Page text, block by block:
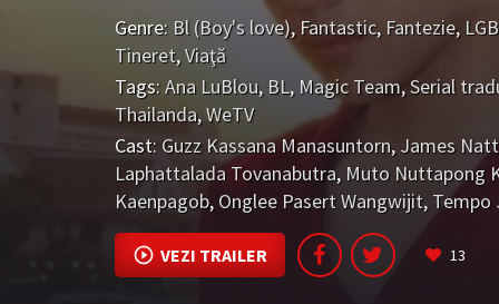
grup de scriitori care sunt hotărâți să-i
lor imaginară, transformând ficțiunea în
Genre: Bl (Boy's love), Fantastic, Fantezie,
Tineret,Viaţă
Tags:Ana LuBlou, BL, Magic Team,Serial
Thailanda,WeTV
Cast: Guzz Kassana Manasuntorn, James
Laphattalada Tovanabutra, Muto Nuttapong
Kaenpagob, Onglee Pasert Wangwijit, Tempo
VEZI TRAILER 13